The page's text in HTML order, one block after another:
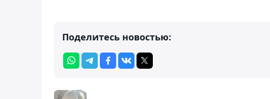
Поделитесь новостью: